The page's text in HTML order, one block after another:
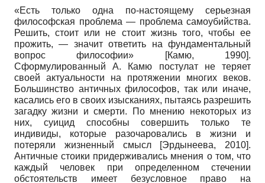
«Есть только одна по-настоящему серьезная
философская проблема — проблема самоубийства.
Решить, стоит или не стоит жизнь того, чтобы ее
прожить, — значит ответить на фундаментальный
вопрос философии»
[Камю, 1990].
Сформулированный А. Камю постулат не теряет
своей актуальности на протяжении многих веков.
Большинство античных философов, так или иначе,
касались его в своих изысканиях, пытаясь разрешить
загадку жизни и смерти. По мнению некоторых из
них, суицид способны совершить только те
индивиды, которые разочаровались в жизни и
потеряли жизненный смысл
[Эрдынеева, 2010].
Античные стоики придерживались мнения о том, что
каждый человек при определенном стечении
обстоятельств имеет безусловное право на